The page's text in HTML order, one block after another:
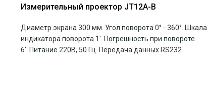
Измерительный проектор JT12A-B
Диаметр экрана 300 мм. Угол поворота 0° - 360°. Шкала
индикатора поворота 1'. Погрешность при повороте
6'. Питание 220В, 50 Гц. Передача данных RS232.